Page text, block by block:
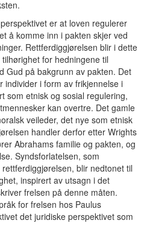
er at loven regulerer
å komme inn i pakten skjer ved
Rettferdiggjørelsen blir i dette
for hedningene til
Gud på bakgrunn av pakten. Det
individer i form av frikjennelse i
som etnisk og sosial regulering,
kan overtre. Det gamle
veileder, det nye som etnisk
handler derfor etter Wrights
Abrahams familie og pakten, og
Syndsforlatelsen, som
blir nedtonet til
inspirert av utsagn i det
frelsen på denne måten.
for frelsen hos Paulus
det juridiske perspektivet som